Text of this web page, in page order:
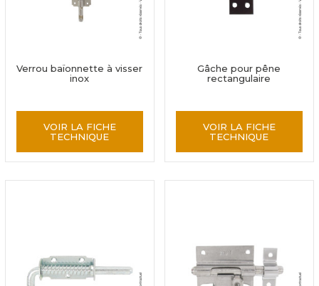
Verrou baïonnette à visser
inox
VOIR LA FICHE
TECHNIQUE
Gâche pour pêne
rectangulaire
VOIR LA FICHE
TECHNIQUE